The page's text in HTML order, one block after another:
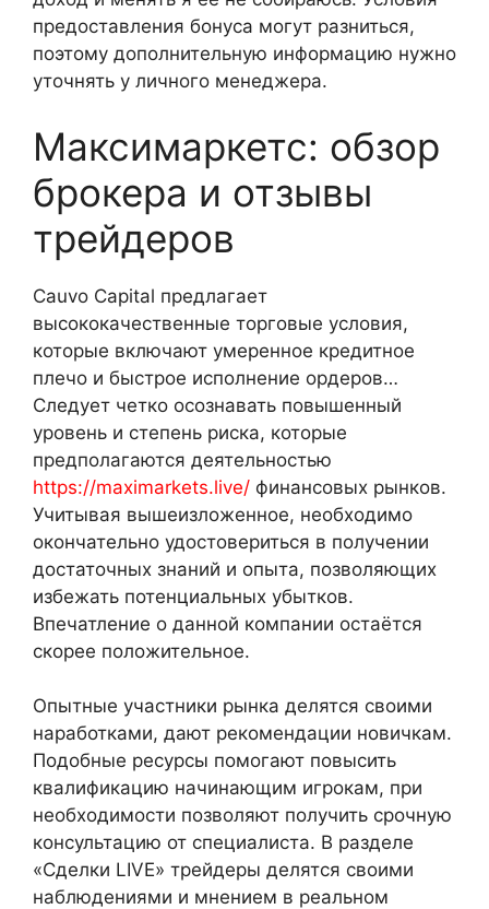
предоставления бонуса могут разниться,
поэтому дополнительную информацию нужно
уточнять у личного менеджера.
Максимаркетс: обзор
брокера и отзывы
трейдеров
Cauvo Capital предлагает
высококачественные торговые условия,
которые включают умеренное кредитное
плечо и быстрое исполнение ордеров…
Следует четко осознавать повышенный
уровень и степень риска, которые
предполагаются деятельностью
https://maximarkets.live/ финансовых рынков.
Учитывая вышеизложенное, необходимо
окончательно удостовериться в получении
достаточных знаний и опыта, позволяющих
избежать потенциальных убытков.
Впечатление о данной компании остаётся
скорее положительное.
Опытные участники рынка делятся своими
наработками, дают рекомендации новичкам.
Подобные ресурсы помогают повысить
квалификацию начинающим игрокам, при
необходимости позволяют получить срочную
консультацию от специалиста. В разделе
«Сделки LIVE» трейдеры делятся своими
наблюдениями и мнением в реальном